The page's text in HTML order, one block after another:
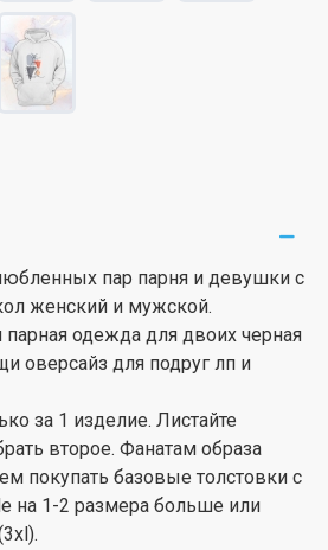
пар парня и девушки с
женский и мужской.
одежда для двоих черная
оверсайз для подруг лп и
за 1 изделие. Листайте
второе. Фанатам образа
покупать базовые толстовки с
на 1-2 размера больше или